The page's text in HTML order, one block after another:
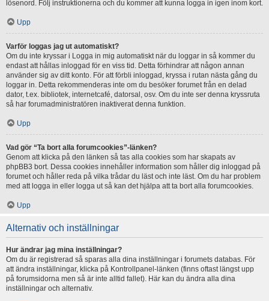
lösenord. Följ instruktionerna och du kommer att kunna logga in igen inom kort.
Upp
Varför loggas jag ut automatiskt?
Om du inte kryssar i Logga in mig automatiskt när du loggar in så kommer du
endast att hållas inloggad för en viss tid. Detta förhindrar att någon annan
använder sig av ditt konto. För att förbli inloggad, kryssa i rutan nästa gång du
loggar in. Detta rekommenderas inte om du besöker forumet från en delad
dator, t.ex. bibliotek, internetcafé, datorsal, osv. Om du inte ser denna kryssruta
så har forumadministratören inaktiverat denna funktion.
Upp
Vad gör “Ta bort alla forumcookies”-länken?
Genom att klicka på den länken så tas alla cookies som har skapats av
phpBB3 bort. Dessa cookies innehåller information som håller dig inloggad på
forumet och håller reda på vilka trådar du läst och inte läst. Om du har problem
med att logga in eller logga ut så kan det hjälpa att ta bort alla forumcookies.
Upp
Alternativ och inställningar
Hur ändrar jag mina inställningar?
Om du är registrerad så sparas alla dina inställningar i forumets databas. För
att ändra inställningar, klicka på Kontrollpanel-länken (finns oftast längst upp
på forumsidorna men så är inte alltid fallet). Här kan du ändra alla dina
inställningar och alternativ.